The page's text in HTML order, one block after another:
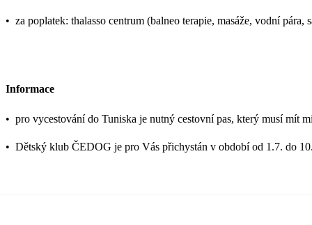
• za poplatek: thalasso centrum (balneo terapie, masáže, vodní
Informace
• pro vycestování do Tuniska je nutný cestovní pas, který musí mít
• Dětský klub ČEDOG je pro Vás přichystán v období od 1.7. do